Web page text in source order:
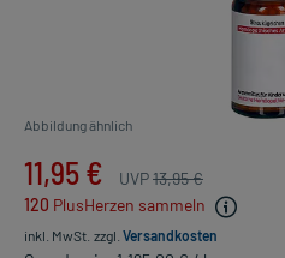
Abbildung ähnlich
11,95 € UVP13,95 €
120 PlusHerzen sammeln
inkl. MwSt. zzgl. Versandkosten